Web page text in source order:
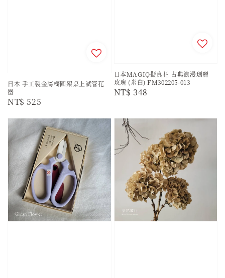
日本 手工製金屬橢圓架桌上試管花
器
Regular
NT$ 525
日本MAGIQ擬真花 古典浪漫瑪麗
玫瑰 (米白) FM302205-013
Regular
NT$ 348